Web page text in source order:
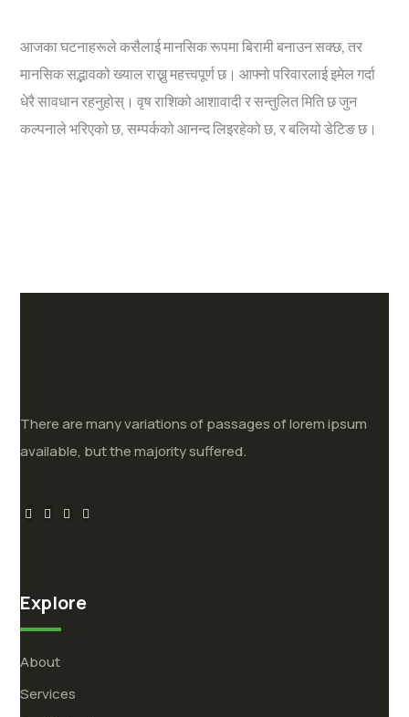
आजका घटनाहरूले कसैलाई मानसिक रूपमा बिरामी बनाउन सक्छ, तर
मानसिक सद्भावको ख्याल राख्नु महत्त्वपूर्ण छ। आफ्नो परिवारलाई इमेल गर्दा
धेरै सावधान रहनुहोस्। वृष राशिको आशावादी र सन्तुलित मिति छ जुन
कल्पनाले भरिएको छ, सम्पर्कको आनन्द लिइरहेको छ, र बलियो डेटिङ छ।
There are many variations of passages of lorem ipsum
available, but the majority suffered.
Explore
About
Services